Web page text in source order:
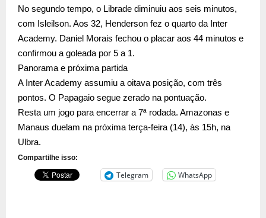
No segundo tempo, o Librade diminuiu aos seis minutos,
com Isleilson. Aos 32, Henderson fez o quarto da Inter
Academy. Daniel Morais fechou o placar aos 44 minutos e
confirmou a goleada por 5 a 1.
Panorama e próxima partida
A Inter Academy assumiu a oitava posição, com três
pontos. O Papagaio segue zerado na pontuação.
Resta um jogo para encerrar a 7ª rodada. Amazonas e
Manaus duelam na próxima terça-feira (14), às 15h, na
Ulbra.
Compartilhe isso:
Telegram WhatsApp